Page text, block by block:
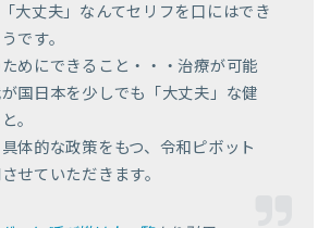
大丈夫」なんてセリフを口にはでき
です。
めにできること・・・治療が可能
国日本を少しでも「大丈夫」な健
。
体的な政策をもつ、令和ピボット
せていただきます。